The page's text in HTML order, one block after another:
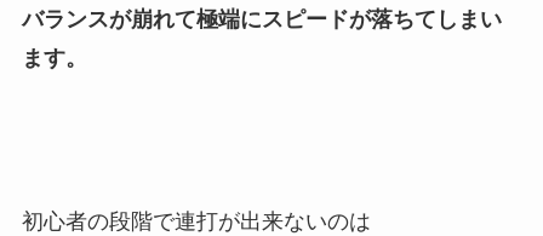
バランスが崩れて極端にスピードが落ちてしまい
ます。
初心者の段階で連打が出来ないのは